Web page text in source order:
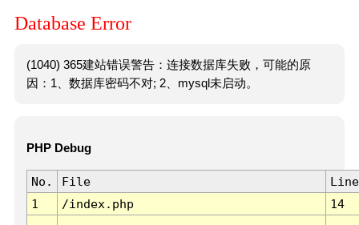
Database Error
(1040) 365建站错误警告：连接数据库失败，可能的原
因：1、数据库密码不对; 2、mysql未启动。
PHP Debug
No. File
Line
1
/index.php 14